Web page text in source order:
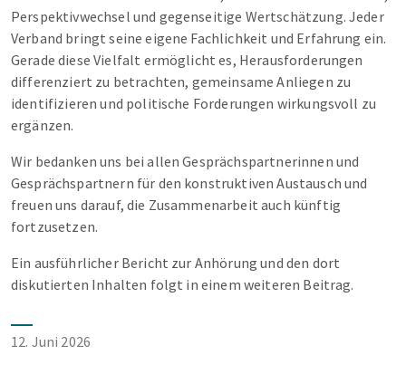
Perspektivwechsel und gegenseitige Wertschätzung. Jeder
Verband bringt seine eigene Fachlichkeit und Erfahrung ein.
Gerade diese Vielfalt ermöglicht es, Herausforderungen
differenziert zu betrachten, gemeinsame Anliegen zu
identifizieren und politische Forderungen wirkungsvoll zu
ergänzen.
Wir bedanken uns bei allen Gesprächspartnerinnen und
Gesprächspartnern für den konstruktiven Austausch und
freuen uns darauf, die Zusammenarbeit auch künftig
fortzusetzen.
Ein ausführlicher Bericht zur Anhörung und den dort
diskutierten Inhalten folgt in einem weiteren Beitrag.
12. Juni 2026